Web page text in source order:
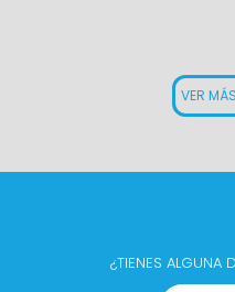
VER
¿TIENES ALGUNA